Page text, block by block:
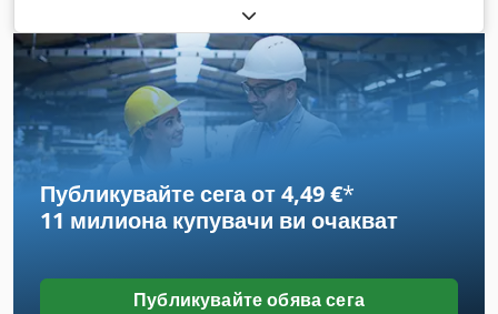
мм Y: 1300 мм Ход на шпиндела: 500 мм ПОД
НАПРЕЖЕНИЕ !!
Публикувайте сега от 4,49 €*
11 милиона купувачи ви очакват
Публикувайте обява сега